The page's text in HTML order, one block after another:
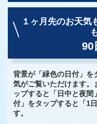
１ヶ月先のお天気
90
背景が「緑色の日付」を
気がご覧いただけます。
ップすると「日中と夜間
付」をタップすると「1
す。